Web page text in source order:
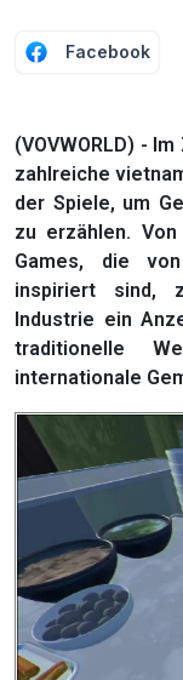
Facebook
(VOVWORLD) -
zahlreiche
der Spiele, um
zu erzählen.
Games, die
inspiriert sind,
Industrie ein
traditionelle
internationale